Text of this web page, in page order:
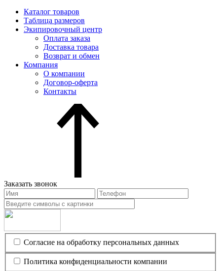
Каталог товаров
Таблица размеров
Экипировочный центр
Оплата заказа
Доставка товара
Возврат и обмен
Компания
О компании
Договор-оферта
Контакты
Заказать звонок
Согласие на обработку персональных данных
Политика конфиденциальности компании